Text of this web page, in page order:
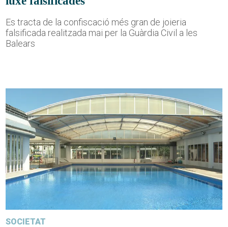
Es tracta de la confiscació més gran de joieria
falsificada realitzada mai per la Guàrdia Civil a les
Balears
SOCIETAT